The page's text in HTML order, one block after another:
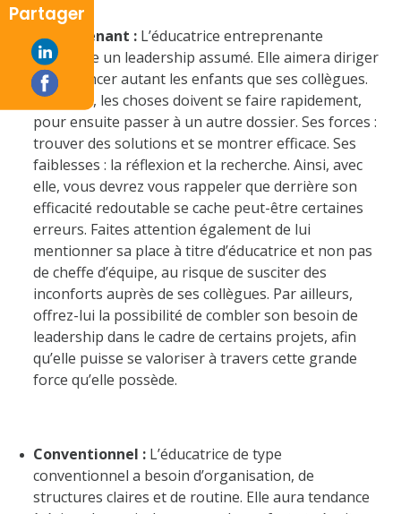
Entreprenant : L’éducatrice entreprenante
démontre un leadership assumé. Elle aimera diriger
et influencer autant les enfants que ses collègues.
Pour elle, les choses doivent se faire rapidement,
pour ensuite passer à un autre dossier. Ses forces :
trouver des solutions et se montrer efficace. Ses
faiblesses : la réflexion et la recherche. Ainsi, avec
elle, vous devrez vous rappeler que derrière son
efficacité redoutable se cache peut-être certaines
erreurs. Faites attention également de lui
mentionner sa place à titre d’éducatrice et non pas
de cheffe d’équipe, au risque de susciter des
inconforts auprès de ses collègues. Par ailleurs,
offrez-lui la possibilité de combler son besoin de
leadership dans le cadre de certains projets, afin
qu’elle puisse se valoriser à travers cette grande
force qu’elle possède.
Conventionnel : L’éducatrice de type
conventionnel a besoin d’organisation, de
structures claires et de routine. Elle aura tendance
Partager